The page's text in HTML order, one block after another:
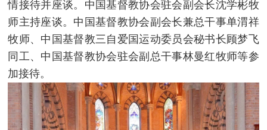
情接待并座谈。中国基督教协会驻会副会长沈学彬牧
师主持座谈。中国基督教协会副会长兼总干事单渭祥
牧师、中国基督教三自爱国运动委员会秘书长顾梦飞
同工、中国基督教协会驻会副总干事林曼红牧师等参
加接待。